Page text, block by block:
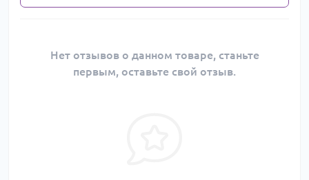
Нет отзывов о данном товаре, станьте
первым, оставьте свой отзыв.